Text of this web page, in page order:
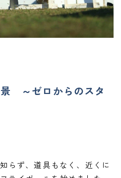
～ゼロからのスタ
らず、道具もなく、近くに